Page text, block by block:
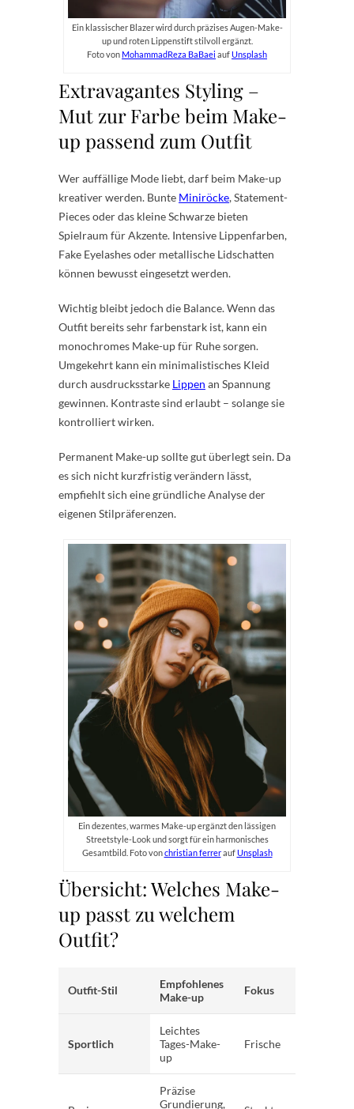
Ein klassischer Blazer wird durch präzises Augen-Make-
up und roten Lippenstift stilvoll ergänzt.
Foto von MohammadReza BaBaei aufUnsplash
Extravagantes Styling –
Mut zur Farbe beim Make-
up passend zum Outfit
Wer auffällige Mode liebt, darf beim Make-up
kreativer werden. Bunte Miniröcke, Statement-
Pieces oder das kleine Schwarze bieten
Spielraum für Akzente. Intensive Lippenfarben,
Fake Eyelashes oder metallische Lidschatten
können bewusst eingesetzt werden.
Wichtig bleibt jedoch die Balance. Wenn das
Outfit bereits sehr farbenstark ist, kann ein
monochromes Make-up für Ruhe sorgen.
Umgekehrt kann ein minimalistisches Kleid
durch ausdrucksstarke Lippen an Spannung
gewinnen. Kontraste sind erlaubt – solange sie
kontrolliert wirken.
Permanent Make-up sollte gut überlegt sein. Da
es sich nicht kurzfristig verändern lässt,
empfiehlt sich eine gründliche Analyse der
eigenen Stilpräferenzen.
Ein dezentes, warmes Make-up ergänzt den lässigen
Streetstyle-Look und sorgt für ein harmonisches
Gesamtbild. Foto vonchristian ferreraufUnsplash
Übersicht: Welches Make-
up passt zu welchem
Outfit?
Outfit-Stil
Empfohlenes
Make-up
Fokus
Sportlich
Leichtes
Tages-Make-
up
Frische
Präzise
Grundierung,